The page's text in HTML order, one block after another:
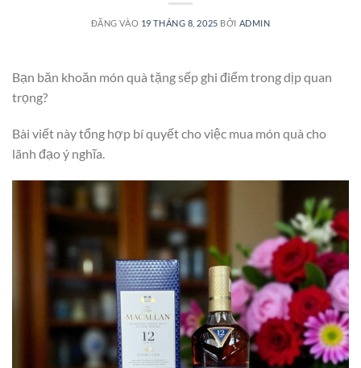
ĐĂNG VÀO 19 THÁNG 8, 2025 BỞI ADMIN
Bạn băn khoăn món quà tặng sếp ghi điểm trong dịp quan
trọng?
Bài viết này tổng hợp bí quyết cho việc mua món quà cho
lãnh đạo ý nghĩa.